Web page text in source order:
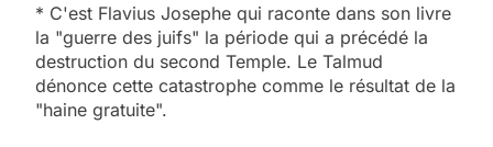
* C'est Flavius Josephe qui raconte dans son livre
la "guerre des juifs" la période qui a précédé la
destruction du second Temple. Le Talmud
dénonce cette catastrophe comme le résultat de la
"haine gratuite".